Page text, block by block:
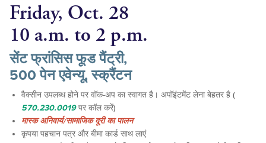
Friday, Oct. 28
10 a.m. to 2 p.m.
सेंट फ्रांसिस फूड पैंट्री,
500 पेन एवेन्यू, स्क्रैंटन
वैक्सीन उपलब्ध होने पर वॉक-अप का स्वागत है। अपॉइंटमेंट लेना बेहतर है (
570.230.0019पर कॉल करें)
मास्क अनिवार्य/सामाजिक दूरी का पालन
कृपया पहचान पत्र और बीमा कार्ड साथ लाएं